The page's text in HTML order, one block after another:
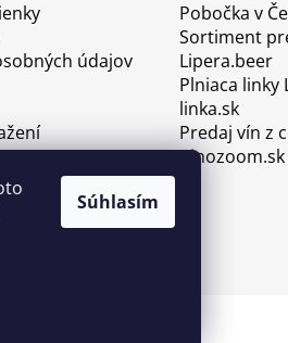
Súhlasím
údajov
Pobočka v
Sortiment
Lipera.beer
Plniaca linky
linka.sk
Predaj vín z
Vinozoom.sk